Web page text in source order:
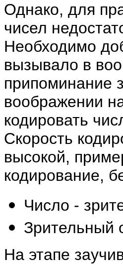
Однако, для
чисел
Необходимо
вызывало в
припоминание
воображении
кодировать
Скорость
высокой,
кодирование,
Число -
Зрительный
На этапе